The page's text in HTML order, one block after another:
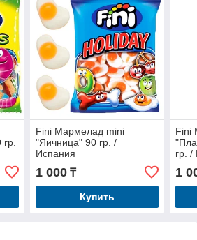
гр.
Fini Мармелад mini
"Яичница" 90 гр. /
Испания
1 000₸
Купить
Fini
гр.
1